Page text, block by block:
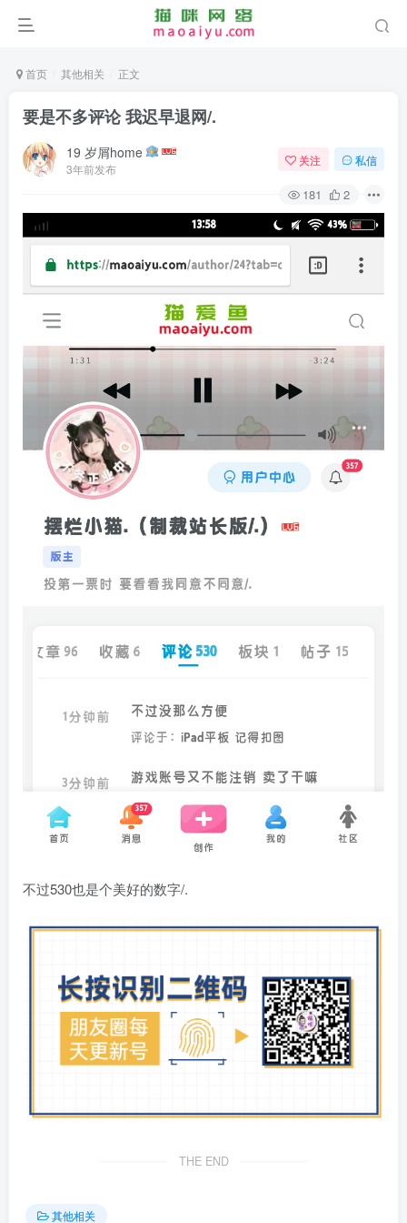
首页 其他相关 正文
要是不多评论 我迟早退网/.
19 岁屑home
3年前发布
关注 私信
181 2
不过530也是个美好的数字/.
THE END
其他相关